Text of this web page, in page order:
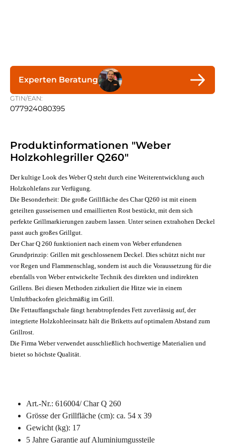
Experten Beratung
GTIN/EAN:
077924080395
Produktinformationen "Weber
Holzkohlegriller Q260"
Der kultige Look des Weber Q steht durch eine Weiterentwicklung auch
Holzkohlefans zur Verfügung.
Die Besonderheit: Die große Grillfläche des Char Q260 ist mit einem
geteilten gusseisernen und emaillierten Rost bestückt, mit dem sich
perfekte Grillmarkierungen zaubern lassen. Unter seinen extrahohen Deckel
passt auch großes Grillgut.
Der Char Q 260 funktioniert nach einem von Weber erfundenen
Grundprinzip: Grillen mit geschlossenem Deckel. Dies schützt nicht nur
vor Regen und Flammenschlag, sondern ist auch die Voraussetzung für die
ebenfalls von Weber entwickelte Technik des direkten und indirekten
Grillens. Bei diesen Methoden zirkuliert die Hitze wie in einem
Umluftbackofen gleichmäßig im Grill.
Die Fettauffangschale fängt herabtropfendes Fett zuverlässig auf, der
integrierte Holzkohleeinsatz hält die Briketts auf optimalem Abstand zum
Grillrost.
Die Firma Weber verwendet ausschließlich hochwertige Materialien und
bietet so höchste Qualität.
Art.-Nr.: 616004/ Char Q 260
Grösse der Grillfläche (cm): ca. 54 x 39
Gewicht (kg): 17
5 Jahre Garantie auf Aluminiumgussteile